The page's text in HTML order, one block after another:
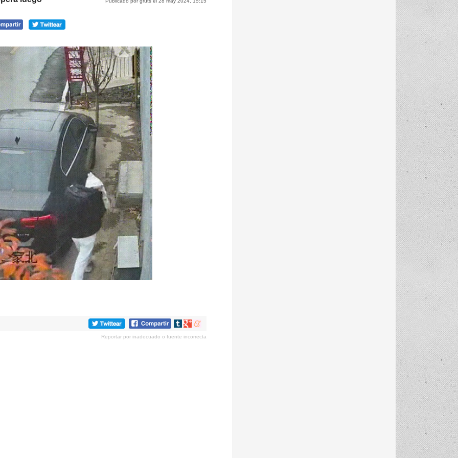
Compartir
tumblr
Compartir
Google+
Compartir
meneame
Reportar por inadecuado o fuente incorrecta